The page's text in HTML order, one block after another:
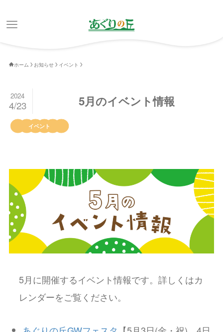
ホーム お知らせ イベント
5月のイベント情報
2024
4/23
イベント
5月に開催するイベント情報です。詳しくはカ
レンダーをご覧ください。